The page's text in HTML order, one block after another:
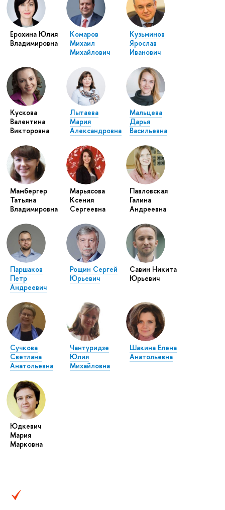
Ерохина Юлия
Владимировна
Комаров
Михаил
Михайлович
Кузьминов
Ярослав
Иванович
Кускова
Валентина
Викторовна
Лытаева
Мария
Александровна
Мальцева
Дарья
Васильевна
Мамбергер
Татьяна
Владимировна
Марьясова
Ксения
Сергеевна
Павловская
Галина
Андреевна
Паршаков
Петр
Андреевич
Рощин Сергей
Юрьевич
Савин Никита
Юрьевич
Сучкова
Светлана
Анатольевна
Чантуридзе
Юлия
Михайловна
Шакина Елена
Анатольевна
Юдкевич
Мария
Марковна